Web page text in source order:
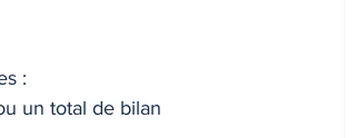
:
un total de bilan